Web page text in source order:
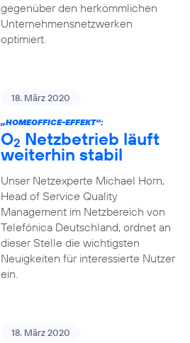
gegenüber den herkömmlichen
Unternehmensnetzwerken
optimiert.
18. März 2020
„HOMEOFFICE-EFFEKT“:
O2 Netzbetrieb läuft
weiterhin stabil
Unser Netzexperte Michael Horn,
Head of Service Quality
Management im Netzbereich von
Telefónica Deutschland, ordnet an
dieser Stelle die wichtigsten
Neuigkeiten für interessierte Nutzer
ein.
18. März 2020